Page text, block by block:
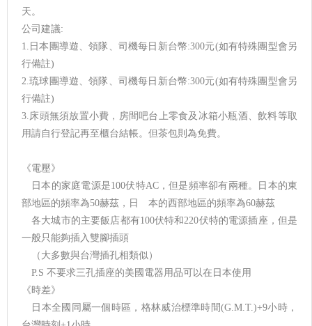
天。
公司建議:
1.日本團導遊、領隊、司機每日新台幣:300元(如有特殊團型會另
行備註)
2.琉球團導遊、領隊、司機每日新台幣:300元(如有特殊團型會另
行備註)
3.床頭無須放置小費，房間吧台上零食及冰箱小瓶酒、飲料等取
用請自行登記再至櫃台結帳。但茶包則為免費。
《電壓》
日本的家庭電源是100伏特AC，但是頻率卻有兩種。日本的東
部地區的頻率為50赫茲，日 本的西部地區的頻率為60赫茲
各大城市的主要飯店都有100伏特和220伏特的電源插座，但是
一般只能夠插入雙腳插頭
（大多數與台灣插孔相類似）
P.S 不要求三孔插座的美國電器用品可以在日本使用
《時差》
日本全國同屬一個時區，格林威治標準時間(G.M.T.)+9小時，